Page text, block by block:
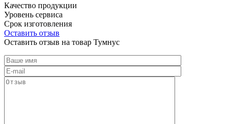
Качество продукции
Уровень сервиса
Срок изготовления
Оставить отзыв
Оставить отзыв на товар Тумнус